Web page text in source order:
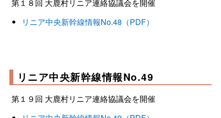
第１８回 大鹿村リニア連絡協議会を開催
リニア中央新幹線情報No.48（PDF）
リニア中央新幹線情報No.49
第１９回 大鹿村リニア連絡協議会を開催